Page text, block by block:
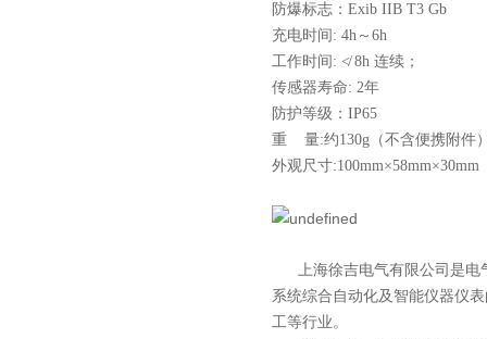
防爆标志：Exib IIB T3 Gb
充电时间: 4h～6h
工作时间: ≮ 8h 连续；
传感器寿命: 2年
防护等级：IP65
重 量:约130g（不含便携附件
外观尺寸:100mm×58mm×30mm
上海徐吉电气有限公司 是电
系统综合自动化及智能仪器仪表
工等行业。